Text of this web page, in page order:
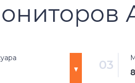
Жесткие диски и SSD для
03